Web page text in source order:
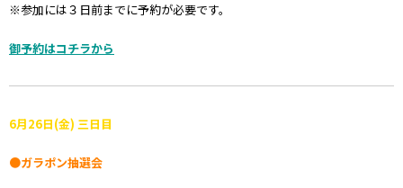
※参加には３日前までに予約が必要です。
御予約はコチラから
6月26日(金) 三日目
●ガラポン抽選会